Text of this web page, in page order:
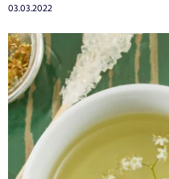
03.03.2022